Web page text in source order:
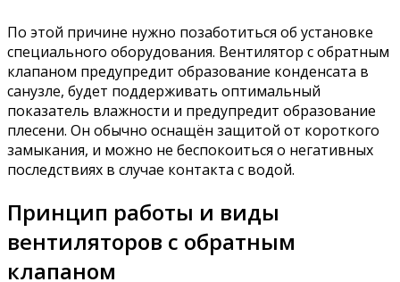
По этой причине нужно позаботиться об установке
специального оборудования. Вентилятор с обратным
клапаном предупредит образование конденсата в
санузле, будет поддерживать оптимальный
показатель влажности и предупредит образование
плесени. Он обычно оснащён защитой от короткого
замыкания, и можно не беспокоиться о негативных
последствиях в случае контакта с водой.
Принцип работы и виды
вентиляторов с обратным
клапаном